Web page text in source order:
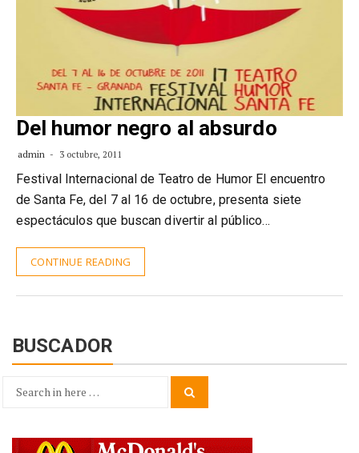
Del humor negro al absurdo
admin 3 octubre, 2011
Festival Internacional de Teatro de Humor El encuentro
de Santa Fe, del 7 al 16 de octubre, presenta siete
espectáculos que buscan divertir al público…
CONTINUE READING
BUSCADOR
Search